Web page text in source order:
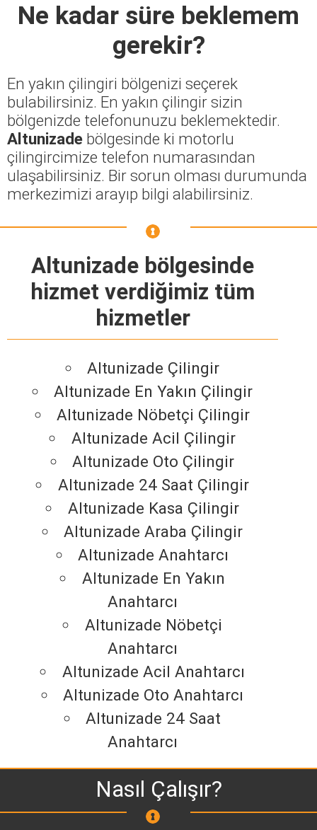
Ne kadar süre beklemem
gerekir?
En yakın çilingiri bölgenizi seçerek
bulabilirsiniz. En yakın çilingir sizin
bölgenizde telefonunuzu beklemektedir.
Altunizade bölgesinde ki motorlu
çilingircimize telefon numarasından
ulaşabilirsiniz. Bir sorun olması durumunda
merkezimizi arayıp bilgi alabilirsiniz.
Altunizade bölgesinde
hizmet verdiğimiz tüm
hizmetler
Altunizade Çilingir
Altunizade En Yakın Çilingir
Altunizade Nöbetçi Çilingir
Altunizade Acil Çilingir
Altunizade Oto Çilingir
Altunizade 24 Saat Çilingir
Altunizade Kasa Çilingir
Altunizade Araba Çilingir
Altunizade Anahtarcı
Altunizade En Yakın
Anahtarcı
Altunizade Nöbetçi
Anahtarcı
Altunizade Acil Anahtarcı
Altunizade Oto Anahtarcı
Altunizade 24 Saat
Anahtarcı
Nasıl Çalışır?